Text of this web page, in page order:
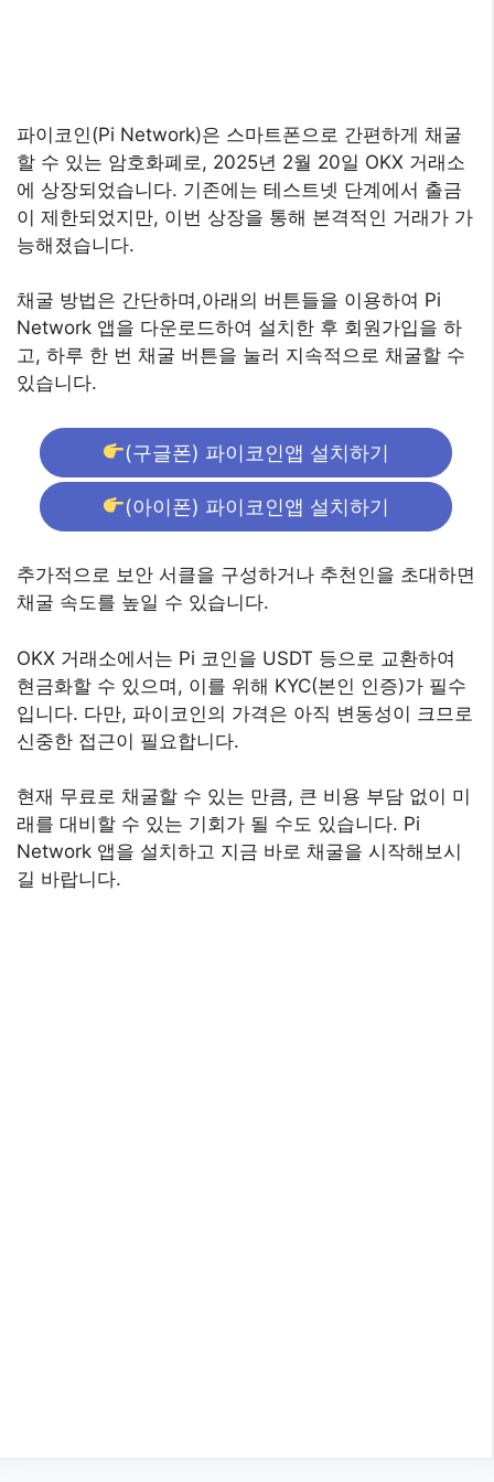
파이코인(Pi Network)은 스마트폰으로 간편하게 채굴
할 수 있는 암호화폐로, 2025년 2월 20일 OKX 거래소
에 상장되었습니다. 기존에는 테스트넷 단계에서 출금
이 제한되었지만, 이번 상장을 통해 본격적인 거래가 가
능해졌습니다.
채굴 방법은 간단하며,아래의 버튼들을 이용하여 Pi
Network 앱을 다운로드하여 설치한 후 회원가입을 하
고, 하루 한 번 채굴 버튼을 눌러 지속적으로 채굴할 수
있습니다.
(구글폰) 파이코인앱 설치하기
(아이폰) 파이코인앱 설치하기
추가적으로 보안 서클을 구성하거나 추천인을 초대하면
채굴 속도를 높일 수 있습니다.
OKX 거래소에서는 Pi 코인을 USDT 등으로 교환하여
현금화할 수 있으며, 이를 위해 KYC(본인 인증)가 필수
입니다. 다만, 파이코인의 가격은 아직 변동성이 크므로
신중한 접근이 필요합니다.
현재 무료로 채굴할 수 있는 만큼, 큰 비용 부담 없이 미
래를 대비할 수 있는 기회가 될 수도 있습니다. Pi
Network 앱을 설치하고 지금 바로 채굴을 시작해보시
길 바랍니다.